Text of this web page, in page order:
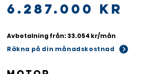
6.287.000 kr
Avbetalning från: 33.054 kr/mån
Räkna på din månadskostnad